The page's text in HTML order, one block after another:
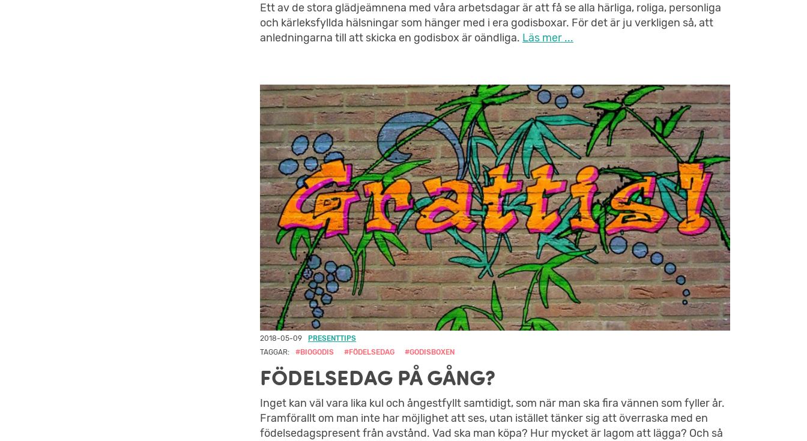
Ett av de stora glädjeämnena med våra arbetsdagar är att få se alla härliga, roliga, personliga
och kärleksfyllda hälsningar som hänger med i era godisboxar. För det är ju verkligen så, att
anledningarna till att skicka en godisbox är oändliga. Läs mer ...
2018-05-09
PRESENTTIPS
TAGGAR:
#BIOGODIS #FÖDELSEDAG #GODISBOXEN
FÖDELSEDAG PÅ GÅNG?
Inget kan väl vara lika kul och ångestfyllt samtidigt, som när man ska fira vännen som fyller år.
Framförallt om man inte har möjlighet att ses, utan istället tänker sig att överraska med en
födelsedagspresent från avstånd. Vad ska man köpa? Hur mycket är lagom att lägga? Och så